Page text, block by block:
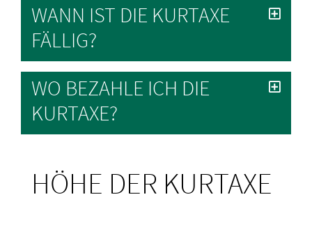
WANN IST DIE KURTAXE
FÄLLIG?
WO BEZAHLE ICH DIE
KURTAXE?
HÖHE DER KURTAXE